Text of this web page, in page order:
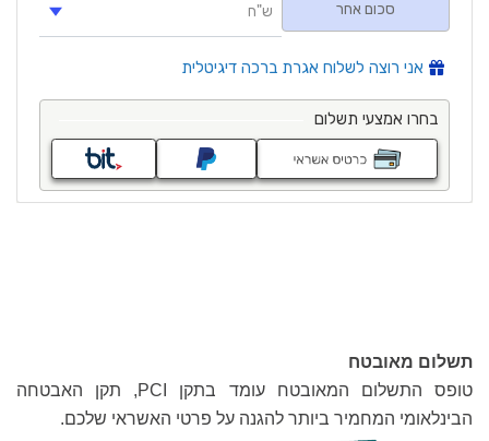
תשלום מאובטח
טופס התשלום המאובטח עומד בתקן
תקן האבטחה
הבינלאומי המחמיר ביותר להגנה על פרטי האשראי שלכם.